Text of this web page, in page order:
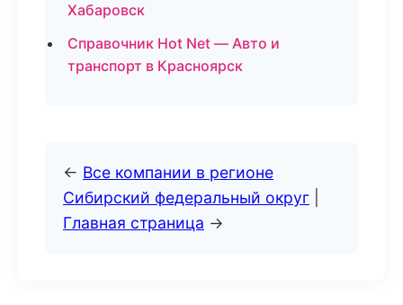
Хабаровск
Справочник Hot Net — Авто и
транспорт в Красноярск
← Все компании в регионе
Сибирский федеральный округ
Главная страница →